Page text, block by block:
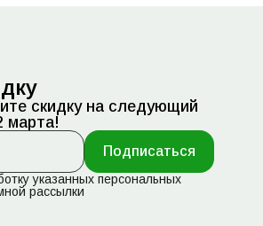
скидку на следующий
марта!
Подписаться
указанных персональных
рассылки